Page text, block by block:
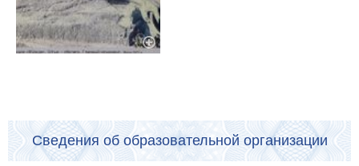
Сведения об образовательной организации